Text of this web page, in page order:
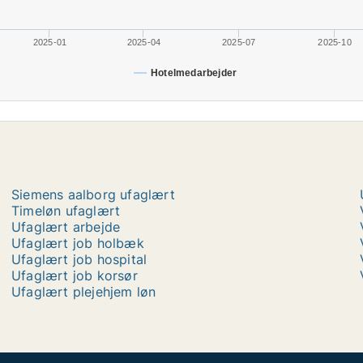
Hotelmedarbejder
2025-01 2025-07
2025-04 2025-10
Siemens aalborg ufaglært
Timeløn ufaglært
Ufaglært arbejde
Ufaglært job holbæk
Ufaglært job hospital
Ufaglært job korsør
Ufaglært plejehjem løn